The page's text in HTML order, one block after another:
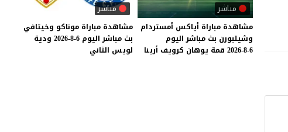
مباشر
مشاهدة مباراة أياكس أمستردام
وشيلبورن بث مباشر اليوم
6-8-2026
قمة يوهان كرويف أرينا
مباشر
مشاهدة مباراة موناكو وخيتافي
بث مباشر اليوم 6-8-2026
ودية
لويس الثاني